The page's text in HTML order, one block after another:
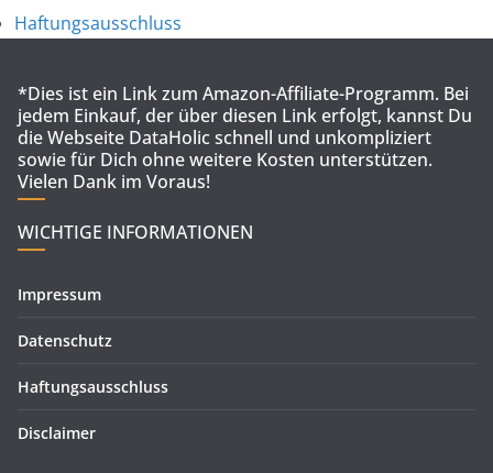
Haftungsausschluss
*Dies ist ein Link zum Amazon-Affiliate-Programm. Bei
jedem Einkauf, der über diesen Link erfolgt, kannst Du
die Webseite DataHolic schnell und unkompliziert
sowie für Dich ohne weitere Kosten unterstützen.
Vielen Dank im Voraus!
WICHTIGE INFORMATIONEN
Impressum
Datenschutz
Haftungsausschluss
Disclaimer